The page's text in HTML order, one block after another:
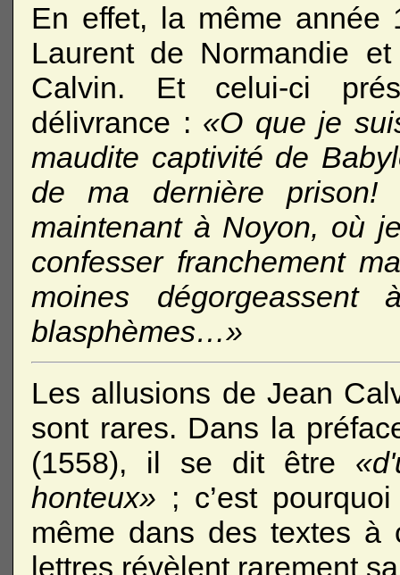
En effet, la même année
Laurent de Normandie
Calvin. Et celui-ci
délivrance : «O que je
maudite captivité de
de ma dernière
maintenant à Noyon, où
confesser franchement
moines
blasphèmes…»
Les allusions de Jean
sont rares. Dans la
(1558), il se dit être
honteux» ; c’est
même dans des textes à
lettres révèlent rarement